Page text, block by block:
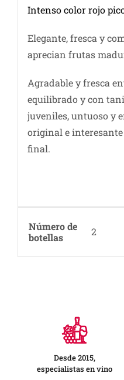
Intenso color rojo
Elegante, fresca y
aprecian frutas
Agradable y fresca
equilibrado y con
juveniles, untuoso y
original e
final.
Número de
botellas
2
Desde 2015,
especialistas en vino